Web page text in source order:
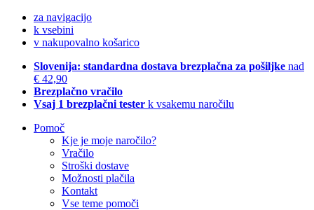
za navigacijo
k vsebini
v nakupovalno košarico
Slovenija: standardna dostava brezplačna za pošiljke nad
€ 42,90
Brezplačno vračilo
Vsaj 1 brezplačni tester k vsakemu naročilu
Pomoč
Kje je moje naročilo?
Vračilo
Stroški dostave
Možnosti plačila
Kontakt
Vse teme pomoči